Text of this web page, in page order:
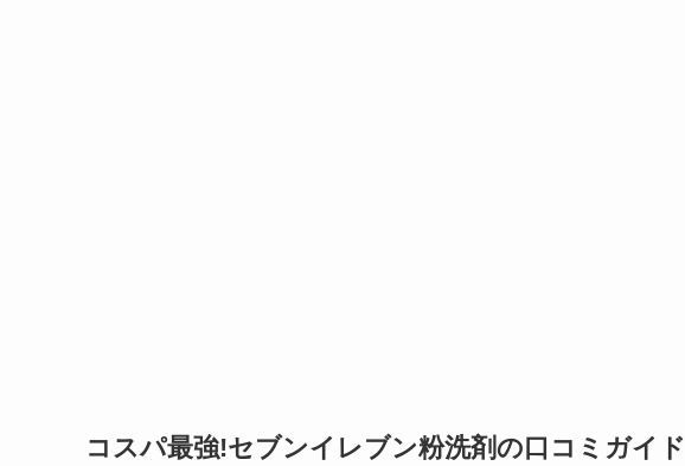
コスパ最強!セブンイレブン粉洗剤の口コミガイド